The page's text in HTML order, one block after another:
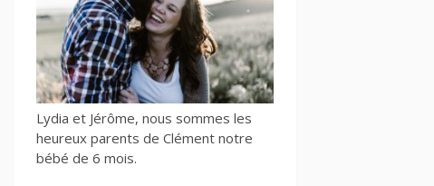
Lydia et Jérôme, nous sommes les
heureux parents de Clément notre
bébé de 6 mois.